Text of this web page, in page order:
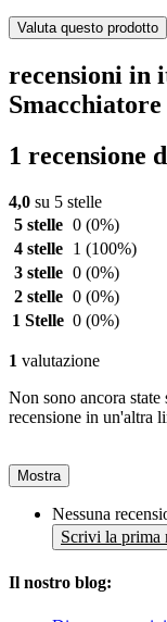
Valuta questo prodotto
recensioni in
1 recensione
4,0 su 5 stelle
5 stelle 0 (0%)
4 stelle
1 (100%)
3 stelle 0 (0%)
2 stelle 0 (0%)
1 Stelle 0 (0%)
1 valutazione
Non sono ancora state
recensione in un'altra
Mostra
Nessuna
Scrivi la prima
Il nostro blog: